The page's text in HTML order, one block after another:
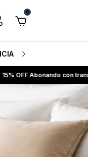
0
HB
bancaria Envío